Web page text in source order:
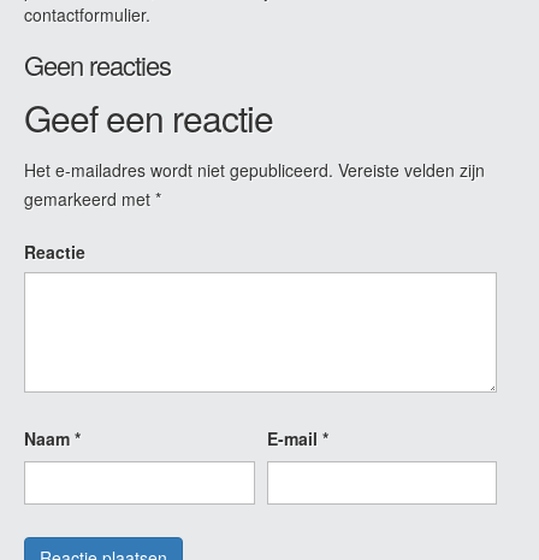
contactformulier.
Geen reacties
Geef een reactie
Het e-mailadres wordt niet gepubliceerd. Vereiste velden zijn
gemarkeerd met *
Reactie
Naam * E-mail *